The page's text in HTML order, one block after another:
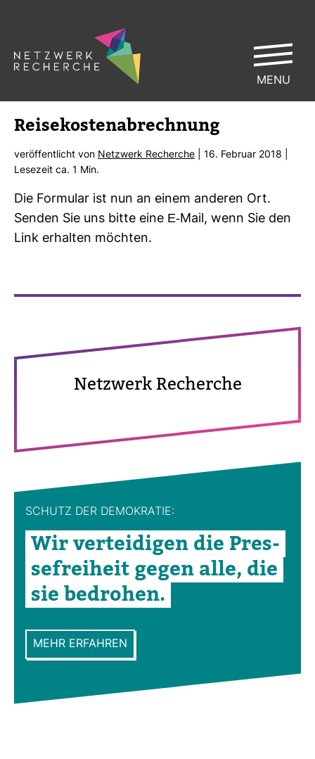
Rei­se­kos­ten­ab­rech­nung
ver­öf­fent­licht von Netz­werk Recherche | 16. Februar 2018 |
Lese­zeit ca. 1 Min.
Die For­mular ist nun an einem anderen Ort.
Senden Sie uns bitte eine E-​Mail, wenn Sie den
Link erhalten möchten.
Netz­werk Recherche
SCHUTZ DER DEMO­KRATIE:
Wir ver­tei­digen die Pres­
se­frei­heit gegen alle, die
sie bedrohen.
MEHR ERFAHREN
MENU